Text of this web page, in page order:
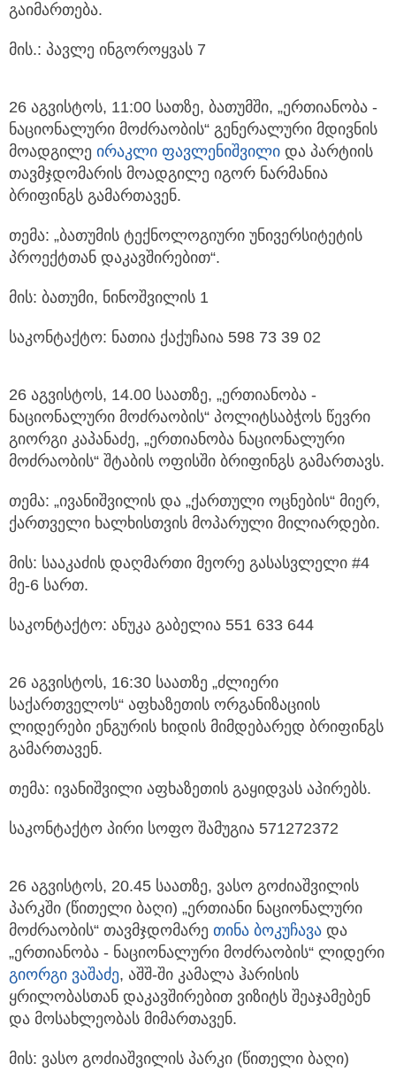
გაიმართება.
მის.: პავლე ინგოროყვას 7
26 აგვისტოს, 11:00 სათზე, ბათუმში, „ერთიანობა -
ნაციონალური მოძრაობის“ გენერალური მდივნის
მოადგილე ირაკლი ფავლენიშვილი და პარტიის
თავმჯდომარის მოადგილე იგორ ნარმანია
ბრიფინგს გამართავენ.
თემა: „ბათუმის ტექნოლოგიური უნივერსიტეტის
პროექტთან დაკავშირებით“.
მის: ბათუმი, ნინოშვილის 1
საკონტაქტო: ნათია ქაქუჩაია 598 73 39 02
26 აგვისტოს, 14.00 საათზე, „ერთიანობა -
ნაციონალური მოძრაობის“ პოლიტსაბჭოს წევრი
გიორგი კაპანაძე, „ერთიანობა ნაციონალური
მოძრაობის“ შტაბის ოფისში ბრიფინგს გამართავს.
თემა: „ივანიშვილის და „ქართული ოცნების“ მიერ,
ქართველი ხალხისთვის მოპარული მილიარდები.
მის: სააკაძის დაღმართი მეორე გასასვლელი #4
მე-6 სართ.
საკონტაქტო: ანუკა გაბელია 551 633 644
26 აგვისტოს, 16:30 საათზე „ძლიერი
საქართველოს“ აფხაზეთის ორგანიზაციის
ლიდერები ენგურის ხიდის მიმდებარედ ბრიფინგს
გამართავენ.
თემა: ივანიშვილი აფხაზეთის გაყიდვას აპირებს.
საკონტაქტო პირი სოფო შამუგია 571272372
26 აგვისტოს, 20.45 საათზე, ვასო გოძიაშვილის
პარკში (წითელი ბაღი) „ერთიანი ნაციონალური
მოძრაობის“ თავმჯდომარე თინა ბოკუჩავა და
„ერთიანობა - ნაციონალური მოძრაობის“ ლიდერი
გიორგი ვაშაძე, აშშ-ში კამალა ჰარისის
ყრილობასთან დაკავშირებით ვიზიტს შეაჯამებენ
და მოსახლეობას მიმართავენ.
მის: ვასო გოძიაშვილის პარკი (წითელი ბაღი)